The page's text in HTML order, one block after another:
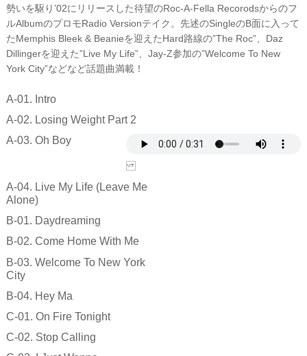
勢いを駆り’02にリリースした待望のRoc-A-Fella Recorodsからのフ
ルAlbumのプロモRadio Versionテイク。先述のSingleのB面に入って
たMemphis Bleek & Beanieを迎えたHard路線の”The Roc”、Daz
Dillingerを迎えた”Live My Life”、Jay-Z参加の”Welcome To New
York City”などなど話題曲満載！
A-01. Intro
A-02. Losing Weight Part 2
A-03. Oh Boy
A-04. Live My Life (Leave Me
Alone)
B-01. Daydreaming
B-02. Come Home With Me
B-03. Welcome To New York
City
B-04. Hey Ma
C-01. On Fire Tonight
C-02. Stop Calling